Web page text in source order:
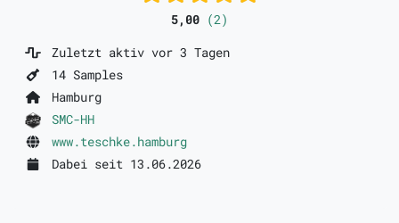
5,00 (2)
Zuletzt aktiv vor 3 Tagen
14 Samples
Hamburg
SMC-HH
www.teschke.hamburg
Dabei seit 13.06.2026